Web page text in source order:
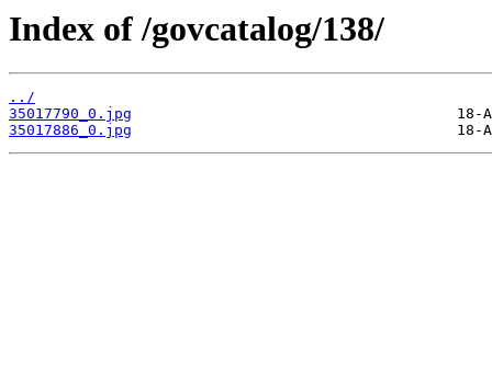
Index of /govcatalog/138/
../
35017790_0.jpg
35017886_0.jpg